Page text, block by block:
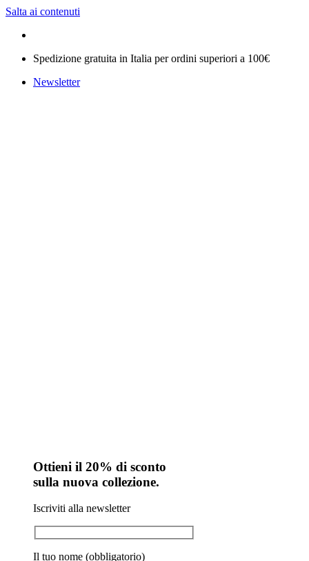
Salta ai contenuti
Spedizione gratuita in Italia per ordini superiori a 100€
Newsletter
Ottieni il 20% di sconto
sulla nuova collezione.
Iscriviti alla newsletter
Il tuo nome (obbligatorio)